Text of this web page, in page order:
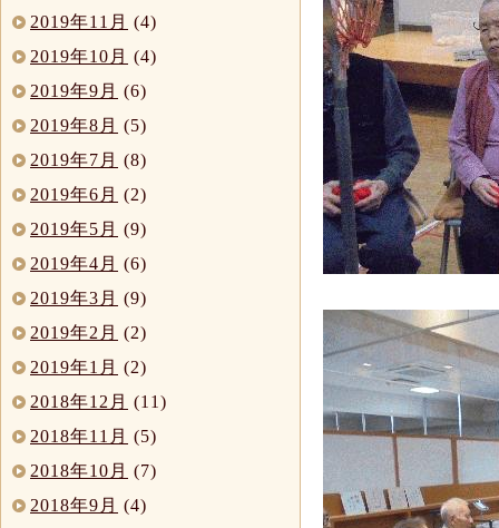
2019年11月 (4)
2019年10月 (4)
2019年9月 (6)
2019年8月 (5)
2019年7月 (8)
2019年6月 (2)
2019年5月 (9)
2019年4月 (6)
2019年3月 (9)
2019年2月 (2)
2019年1月 (2)
2018年12月 (11)
2018年11月 (5)
2018年10月 (7)
2018年9月 (4)